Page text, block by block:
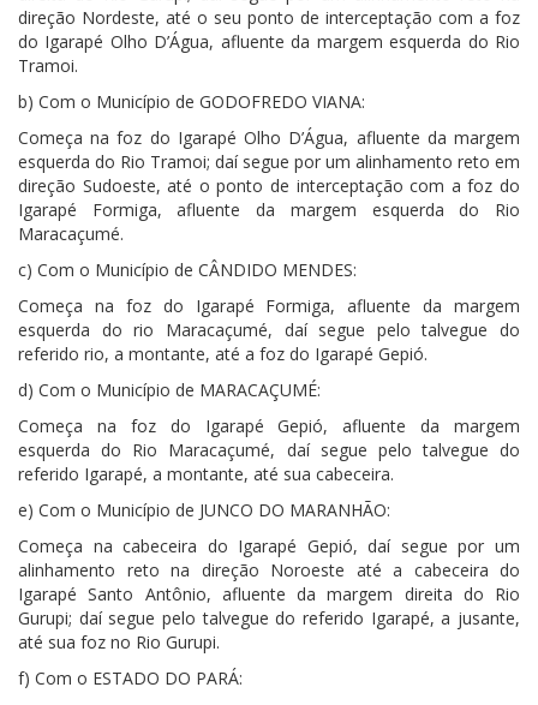
direção Nordeste, até o seu ponto de interceptação com a foz
do Igarapé Olho D’Água, afluente da margem esquerda do Rio
Tramoi.
b) Com o Município de GODOFREDO VIANA:
Começa na foz do Igarapé Olho D’Água, afluente da margem
esquerda do Rio Tramoi; daí segue por um alinhamento reto em
direção Sudoeste, até o ponto de interceptação com a foz do
Igarapé Formiga, afluente da margem esquerda do Rio
Maracaçumé.
c) Com o Município de CÂNDIDO MENDES:
Começa na foz do Igarapé Formiga, afluente da margem
esquerda do rio Maracaçumé, daí segue pelo talvegue do
referido rio, a montante, até a foz do Igarapé Gepió.
d) Com o Município de MARACAÇUMÉ:
Começa na foz do Igarapé Gepió, afluente da margem
esquerda do Rio Maracaçumé, daí segue pelo talvegue do
referido Igarapé, a montante, até sua cabeceira.
e) Com o Município de JUNCO DO MARANHÃO:
Começa na cabeceira do Igarapé Gepió, daí segue por um
alinhamento reto na direção Noroeste até a cabeceira do
Igarapé Santo Antônio, afluente da margem direita do Rio
Gurupi; daí segue pelo talvegue do referido Igarapé, a jusante,
até sua foz no Rio Gurupi.
f) Com o ESTADO DO PARÁ: